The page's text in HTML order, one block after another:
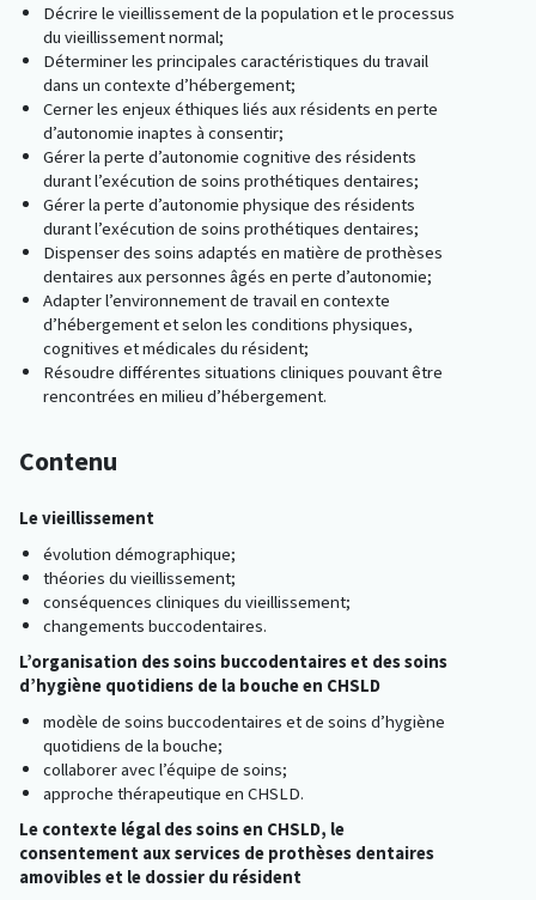
Décrire le vieillissement de la population et le processus
du vieillissement normal;
Déterminer les principales caractéristiques du travail
dans un contexte d’hébergement;
Cerner les enjeux éthiques liés aux résidents en perte
d’autonomie inaptes à consentir;
Gérer la perte d’autonomie cognitive des résidents
durant l’exécution de soins prothétiques dentaires;
Gérer la perte d’autonomie physique des résidents
durant l’exécution de soins prothétiques dentaires;
Dispenser des soins adaptés en matière de prothèses
dentaires aux personnes âgés en perte d’autonomie;
Adapter l’environnement de travail en contexte
d’hébergement et selon les conditions physiques,
cognitives et médicales du résident;
Résoudre différentes situations cliniques pouvant être
rencontrées en milieu d’hébergement.
Contenu
Le vieillissement
évolution démographique;
théories du vieillissement;
conséquences cliniques du vieillissement;
changements buccodentaires.
L’organisation des soins buccodentaires et des soins
d’hygiène quotidiens de la bouche en CHSLD
modèle de soins buccodentaires et de soins d’hygiène
quotidiens de la bouche;
collaborer avec l’équipe de soins;
approche thérapeutique en CHSLD.
Le contexte légal des soins en CHSLD, le
consentement aux services de prothèses dentaires
amovibles et le dossier du résident